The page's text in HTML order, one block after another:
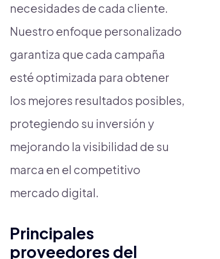
necesidades de cada cliente.
Nuestro enfoque personalizado
garantiza que cada campaña
esté optimizada para obtener
los mejores resultados posibles,
protegiendo su inversión y
mejorando la visibilidad de su
marca en el competitivo
mercado digital.
Principales
proveedores del